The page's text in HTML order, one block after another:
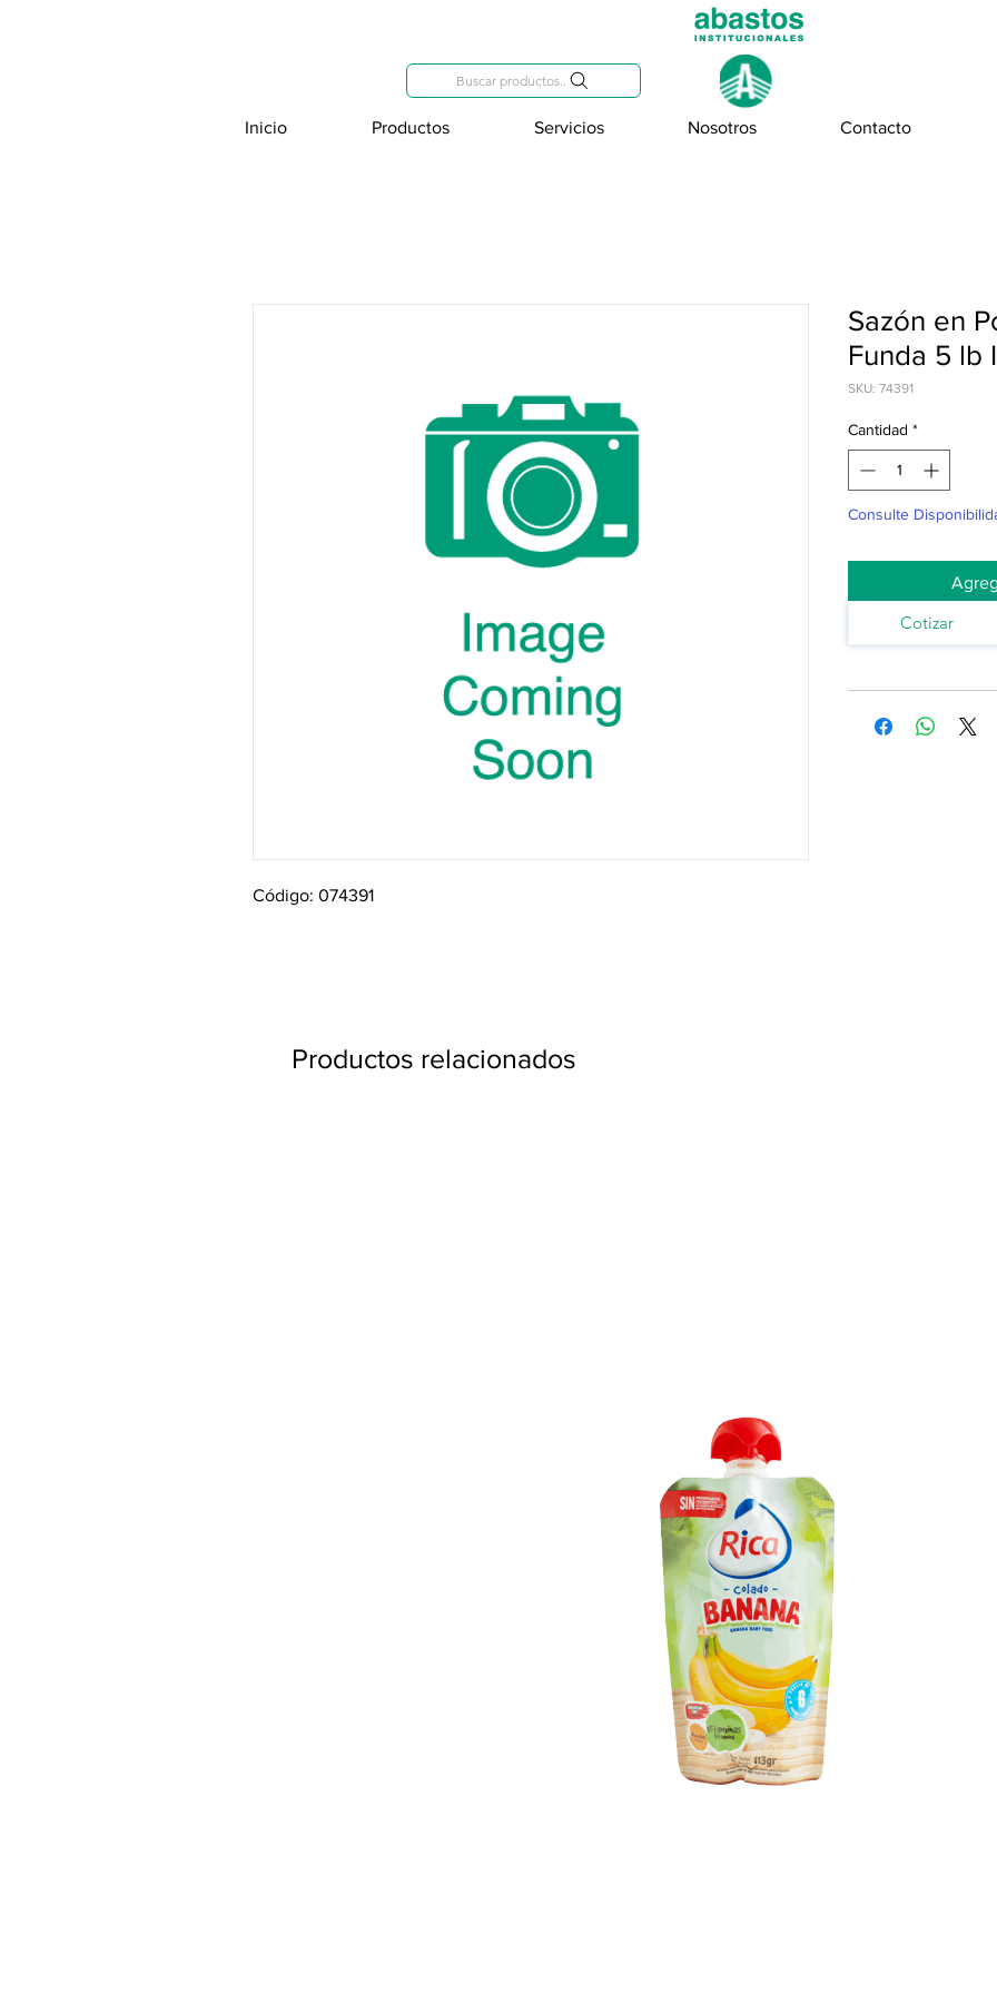
Buscar productos..
Inicio Productos Servicios Nosotros Contacto
Código: 074391
Sazón en
Funda 5 lb
SKU: 74391
Cantidad *
Consulte
Cotizar
Productos relacionados